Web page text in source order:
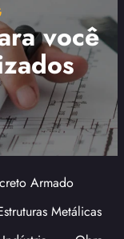
você
Armado
Metálicas